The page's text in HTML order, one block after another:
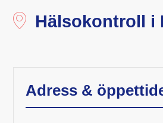
Hälsokontroll i
Adress &